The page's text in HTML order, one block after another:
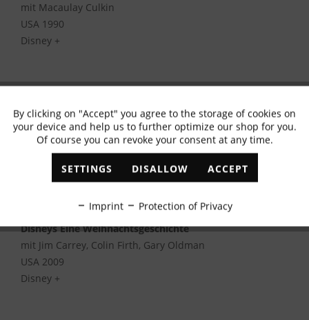
mit Macaulay Culkin
USA 1990
Disney +
mit u.a. Cameron Diaz, Kate Winslet, Jude Law
USA 2006
Amazon Prime Video
Disneys Eine Weihnachtsgeschichte
mit Jim Carrey, Colin Firth, Gary Oldman
USA 2009
Disney +
Functional Active
Marketing Inactive
Personalisation
Service
By clicking on "Accept" you agree to the storage of cookies on
your device and help us to further optimize our shop for you.
Of course you can revoke your consent at any time.
SETTINGS DISALLOW ACCEPT
Imprint Protection of Privacy